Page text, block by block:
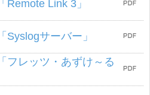
Link 3」
サーバー」
フレッツ・あずけ～る